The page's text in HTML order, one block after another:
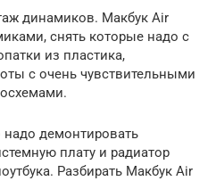
динамиков. Макбук Air
снять которые надо с
из пластика,
с очень чувствительными
демонтировать
плату и радиатор
Разбирать Макбук Air